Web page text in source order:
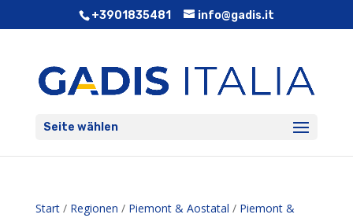
+3901835481 info@gadis.it
Seite wählen
Start/ Regionen / Piemont & Aostatal / Piemont &